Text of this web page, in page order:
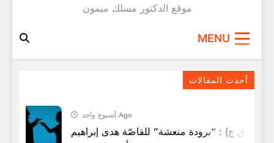
موقع الدكتور مسلك ميمون
MENU
أحدث المقالات
أسبوع واحد Ago
ل (ق ق ج) : “برودة منعشة” للقاصّة هدى إبراهيم
الإستقصا …